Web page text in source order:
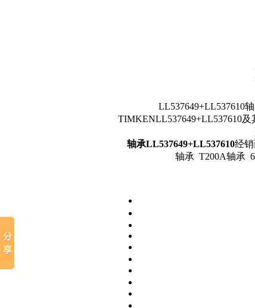
LL537649+LL537610
TIMKENLL537649+LL537610及
轴承LL537649+LL537610经
轴承 T200A轴承